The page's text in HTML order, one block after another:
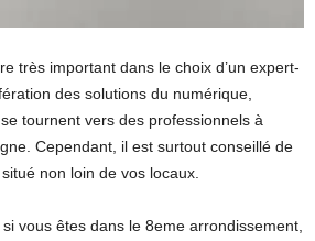
très important dans le choix d’un expert-
des solutions du numérique,
tournent vers des professionnels à
Cependant, il est surtout conseillé de
non loin de vos locaux.
vous êtes dans le 8eme arrondissement,